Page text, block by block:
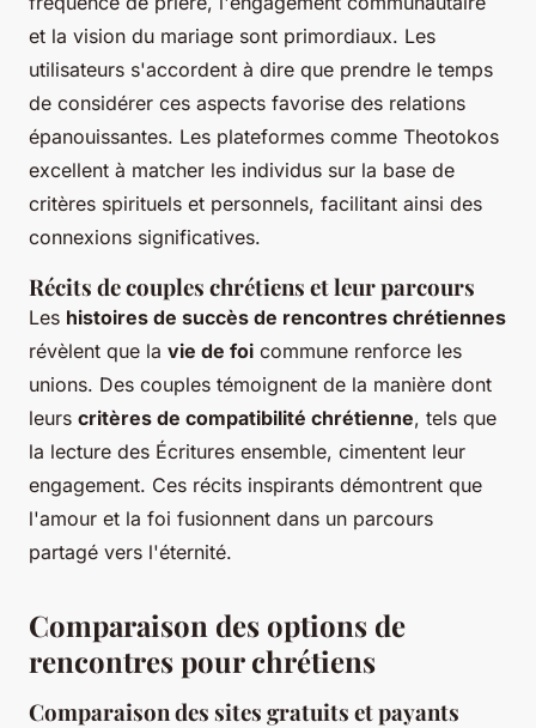
et la vision du mariage sont primordiaux. Les
utilisateurs s'accordent à dire que prendre le temps
de considérer ces aspects favorise des relations
épanouissantes. Les plateformes comme Theotokos
excellent à matcher les individus sur la base de
critères spirituels et personnels, facilitant ainsi des
connexions significatives.
Récits de couples chrétiens et leur parcours
Les histoires de succès de rencontres chrétiennes
révèlent que la vie de foi commune renforce les
unions. Des couples témoignent de la manière dont
leurs critères de compatibilité chrétienne, tels que
la lecture des Écritures ensemble, cimentent leur
engagement. Ces récits inspirants démontrent que
l'amour et la foi fusionnent dans un parcours
partagé vers l'éternité.
Comparaison des options de
rencontres pour chrétiens
Comparaison des sites gratuits et payants